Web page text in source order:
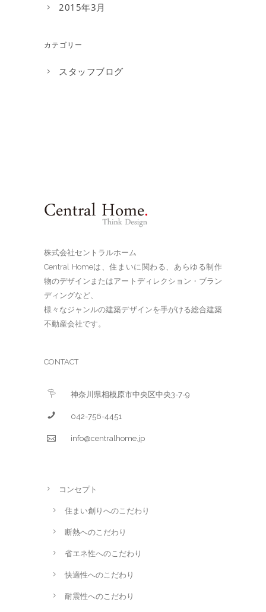
2015年3月
カテゴリー
スタッフブログ
株式会社セントラルホーム
Central Homeは、住まいに関わる、あらゆる制作
物のデザインまたはアートディレクション・ブラン
ディングなど、
様々なジャンルの建築デザインを手がける総合建築
不動産会社です。
CONTACT
神奈川県相模原市中央区中央3-7-9
042-756-4451
info@centralhome.jp
コンセプト
住まい創りへのこだわり
断熱へのこだわり
省エネ性へのこだわり
快適性へのこだわり
耐震性へのこだわり